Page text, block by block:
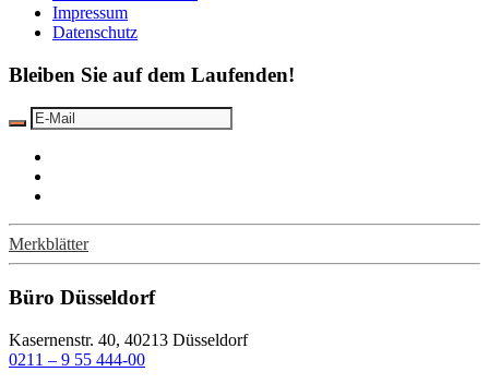
Impressum
Datenschutz
Bleiben Sie auf dem Laufenden!
Merkblätter
Büro Düsseldorf
Kasernenstr. 40, 40213 Düsseldorf
0211 – 9 55 444-00